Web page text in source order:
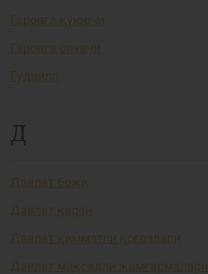
Гаровга қўювчи
Гаровга олувчи
Гудвилл
Д
Давлат божи
Давлат қарзи
Давлат қимматли қоғозлари
Давлат мақсадли жамғармалари